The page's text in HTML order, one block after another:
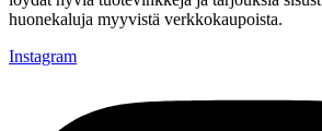
huonekaluja myyvistä verkkokaupoista.
Instagram